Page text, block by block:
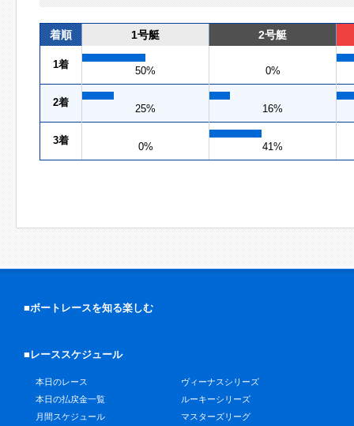
着順 1号艇 2号艇
1着
50% 0%
2着
25% 16%
3着
0% 41%
■ボートレースを知る楽しむ
■レーススケジュール
本日のレース
本日の払戻金一覧
月間スケジュール
ヴィーナスシリーズ
ルーキーシリーズ
マスターズリーグ